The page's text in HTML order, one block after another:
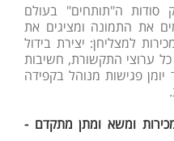
סודות ה"תותחים" בעולם
את התמונה ומציגים את
למצליחן: יצירת בידול
כל ערוצי התקשורת, חשיבות
פגישות מנוהל בקפידה
ומשא ומתן מתקדם -